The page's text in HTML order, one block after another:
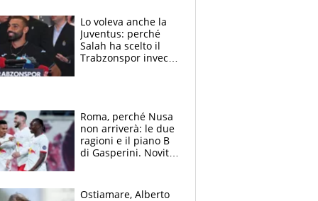
Lo voleva anche la
Juventus: perché
Salah ha scelto il
Trabzonspor invece
Roma, perché Nusa
non arriverà: le due
ragioni e il piano B
di Gasperini. Novità
Ostiamare, Alberto